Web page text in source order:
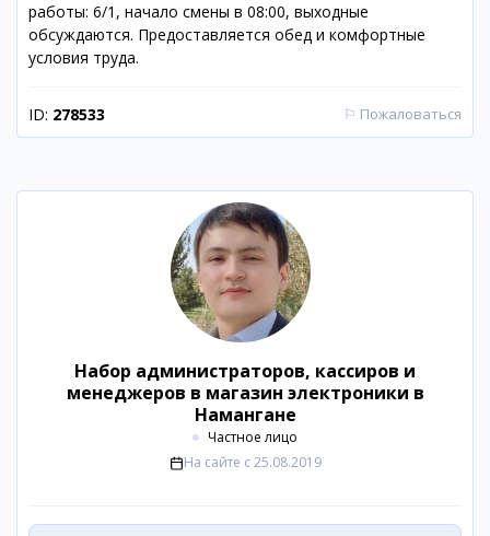
работы: 6/1, начало смены в 08:00, выходные
обсуждаются. Предоставляется обед и комфортные
условия труда.
ID: 278533 ⚐ Пожаловаться
Набор администраторов, кассиров и
менеджеров в магазин электроники в
Намангане
Частное лицо
На сайте с 25.08.2019